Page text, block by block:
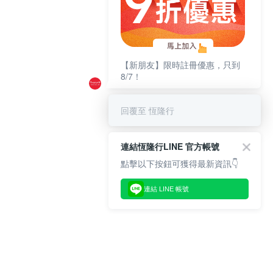
【新朋友】限時註冊優惠，只到
8/7！
回覆至 恆隆行
連結恆隆行LINE 官方帳號
點擊以下按鈕可獲得最新資訊👇
連結 LINE 帳號